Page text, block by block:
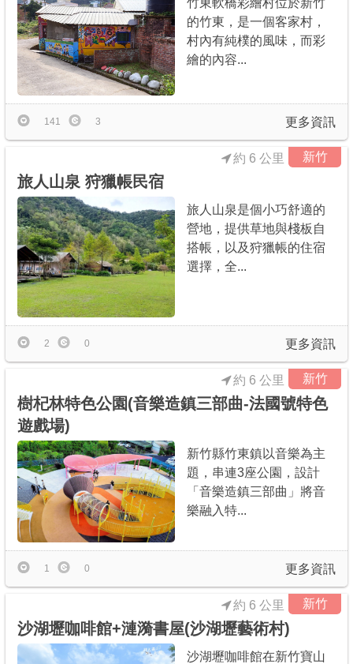
竹東軟橋彩繪村位於新竹
的竹東，是一個客家村，
村內有純樸的風味，而彩
繪的內容...
更多資訊
141 3
新竹
旅人山泉 狩獵帳民宿
約 6 公里
旅人山泉是個小巧舒適的
營地，提供草地與棧板自
搭帳，以及狩獵帳的住宿
選擇，全...
更多資訊
2 0
新竹
樹杞林特色公園(音樂造鎮三部曲-法國號特色
遊戲場)
約 6 公里
新竹縣竹東鎮以音樂為主
題，串連3座公園，設計
「音樂造鎮三部曲」將音
樂融入特...
更多資訊
1 0
新竹
沙湖壢咖啡館+漣漪書屋(沙湖壢藝術村)
約 6 公里
沙湖壢咖啡館在新竹寶山